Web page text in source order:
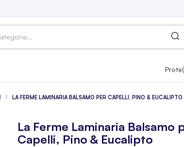
LA FERME LAMINARIA BALSAMO PER CAPELLI, PINO & EUCALIPTO
La Ferme Laminaria Balsamo
Capelli, Pino & Eucalipto